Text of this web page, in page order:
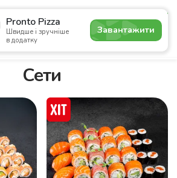
Pronto Pizza
Швидше і зручніше
в додатку
Завантажити
4.6
Суші Сети Лаваші Комбо Напої
Сети